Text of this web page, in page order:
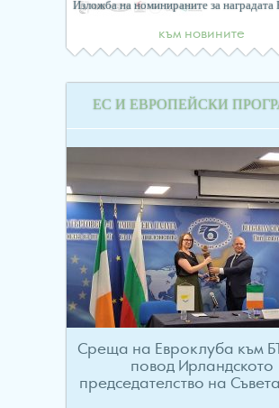
Изложба на номинираните за
към новините
ЕС И ЕВРОПЕЙСКИ
Среща на Евроклуба към
повод Ирландското
председателство на